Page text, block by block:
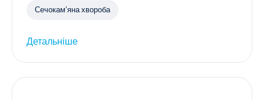
Сечокам’яна хвороба
Детальніше